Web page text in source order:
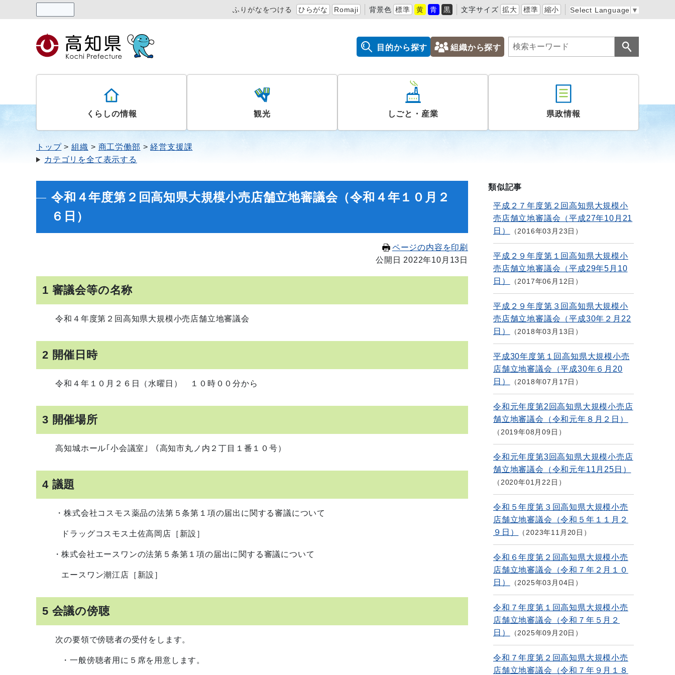
ふりがなをつける ひらがな Romaji 背景色 標準 黄 青 黒 文字サイズ 拡大 標準 縮小 Select Language ▼
目的から探す 組織から探す
くらしの情報 観光 しごと・産業 県政情報
トップ 組織 商工労働部
経営支援課
カテゴリを全て表示する
令和４年度第２回高知県大規模小売店舗立地審議会（令和４年１０月２
６日）
ページの内容を印刷
公開日 2022年10月13日
1 審議会等の名称
令和４年度第２回高知県大規模小売店舗立地審議会
2 開催日時
令和４年１０月２６日（水曜日） １０時００分から
3 開催場所
高知城ホール｢小会議室｣ （高知市丸ノ内２丁目１番１０号）
4 議題
・株式会社コスモス薬品の法第５条第１項の届出に関する審議について
ドラッグコスモス土佐高岡店［新設］
・株式会社エースワンの法第５条第１項の届出に関する審議について
エースワン潮江店［新設］
5 会議の傍聴
次の要領で傍聴者の受付をします。
・一般傍聴者用に５席を用意します。
類似記事
平成２７年度第２回高知県大規模小
売店舗立地審議会（平成27年10月21
日）
2016年03月23日
平成２９年度第１回高知県大規模小
売店舗立地審議会（平成29年5月10
日）
2017年06月12日
平成２９年度第３回高知県大規模小
売店舗立地審議会（平成30年２月22
日）
2018年03月13日
平成30年度第１回高知県大規模小売
店舗立地審議会（平成30年６月20
日）
2018年07月17日
令和元年度第2回高知県大規模小売店
舗立地審議会（令和元年８月２日）
2019年08月09日
令和元年度第3回高知県大規模小売店
舗立地審議会（令和元年11月25日）
2020年01月22日
令和５年度第３回高知県大規模小売
店舗立地審議会（令和５年１１月２
９日）
2023年11月20日
令和６年度第２回高知県大規模小売
店舗立地審議会（令和７年２月１０
日）
2025年03月04日
令和７年度第１回高知県大規模小売
店舗立地審議会（令和７年５月２
日）
2025年09月20日
令和７年度第２回高知県大規模小売
店舗立地審議会（令和７年９月１８